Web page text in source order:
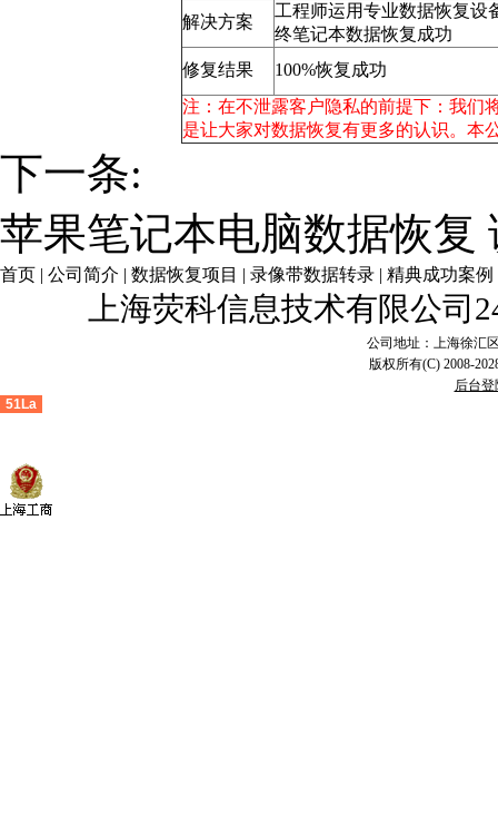
解决方案
工程师运用专业数据恢复设
终笔记本数据恢复成功
修复结果
100%恢复成功
注：在不泄露客户隐私的前提下：我们
是让大家对数据恢复有更多的认识。本
下一条:
苹果笔记本电脑数据恢复
首页 | 公司简介 | 数据恢复项目 | 录像带数据转录 | 精典成功案例
上海荧科信息技术有限公司
公司地址：上海徐汇
版权所有(C) 2008-
后台登
51La